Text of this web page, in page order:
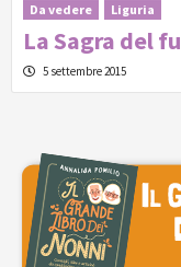
Da vedere Liguria
La Sagra del
5 settembre 2015